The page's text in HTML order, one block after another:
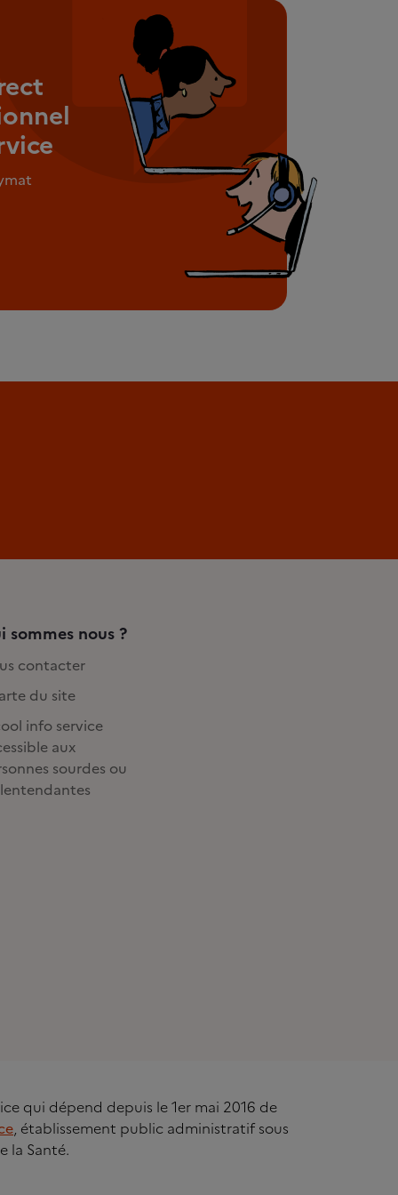
sommes nous ?
contacter
du site
info service
aux
sourdes ou
qui dépend depuis le 1er mai 2016 de
, établissement public administratif sous
la Santé.